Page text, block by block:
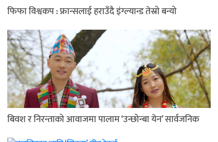
फिफा विश्वकप : फ्रान्सलाई हराउँदै इंग्ल्यान्ड तेस्रो बन्यो
बिवश र निरन्ताको आवाजमा पालाम ‘उन्छोन्बा येन’ सार्वजनिक